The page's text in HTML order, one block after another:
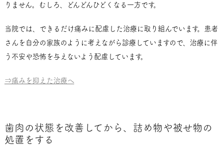
りません。むしろ、どんどんひどくなる一方です。
当院では、できるだけ痛みに配慮した治療に取り組んでいます。患者
さんを自分の家族のように考えながら診療していますので、治療に伴
う不安や恐怖を与えないよう配慮しています。
⇒痛みを抑えた治療へ
歯肉の状態を改善してから、詰め物や被せ物の
処置をする